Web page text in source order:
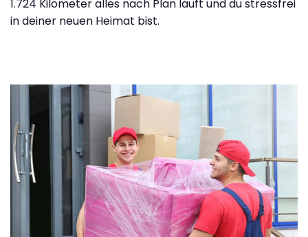
1.724 Kilometer alles nach Plan läuft und du stressfrei
in deiner neuen Heimat bist.